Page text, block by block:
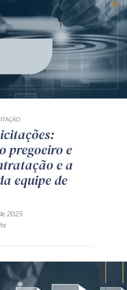
Setembro, 4698
80240-000
(41) 2109-8666
pregoeiro e
e a
equipe de
2025